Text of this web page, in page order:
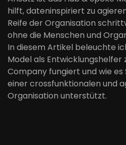
hilft, dateninspiriert zu
Reife der Organisation
ohne die Menschen und
In diesem Artikel beleuchte
Model als Entwicklungshelfer
Company fungiert und wie es
einer crossfunktionalen und
Organisation unterstützt.